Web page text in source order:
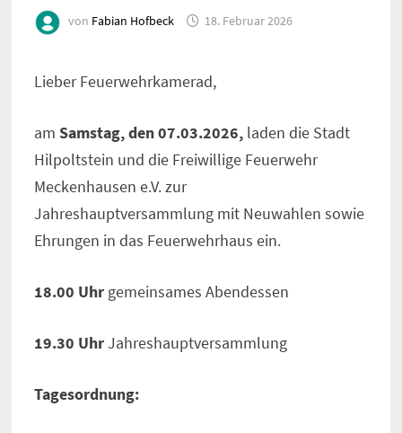
von Fabian Hofbeck 18. Februar 2026
Lieber Feuerwehrkamerad,
am Samstag, den 07.03.2026, laden die Stadt
Hilpoltstein und die Freiwillige Feuerwehr
Meckenhausen e.V. zur
Jahreshauptversammlung mit Neuwahlen sowie
Ehrungen in das Feuerwehrhaus ein.
18.00 Uhrgemeinsames Abendessen
19.30 UhrJahreshauptversammlung
Tagesordnung: